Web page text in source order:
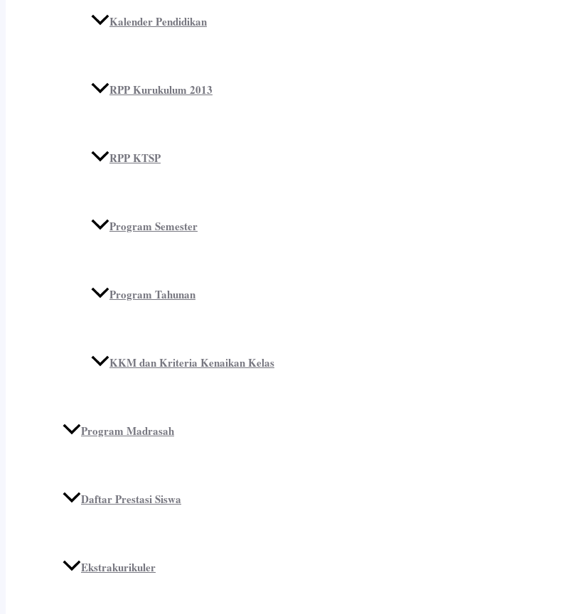
Kalender Pendidikan
RPP Kurukulum 2013
RPP KTSP
Program Semester
Program Tahunan
KKM dan Kriteria Kenaikan Kelas
Program Madrasah
Daftar Prestasi Siswa
Ekstrakurikuler